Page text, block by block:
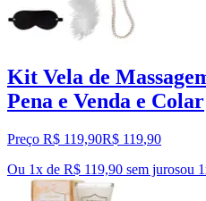
Kit Vela de
Pena e Venda e Colar
Preço R$ 119,90R$ 119,90
Ou 1x de R$ 119,90 sem jurosou 1